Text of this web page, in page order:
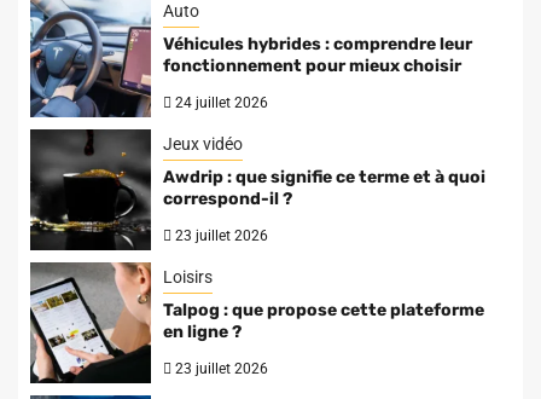
Auto
Véhicules hybrides : comprendre leur
fonctionnement pour mieux choisir
24 juillet 2026
Jeux vidéo
Awdrip : que signifie ce terme et à quoi
correspond-il ?
23 juillet 2026
Loisirs
Talpog : que propose cette plateforme
en ligne ?
23 juillet 2026